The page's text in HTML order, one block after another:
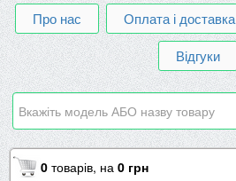
Про нас Оплата і доставка
Відгуки
0 товарів, на 0 грн